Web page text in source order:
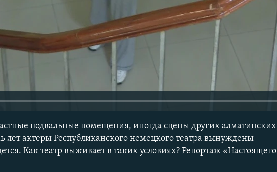
подвальные помещения, иногда сцены других алматинских
лет актеры Республиканского немецкого театра вынуждены
Как театр выживает в таких условиях? Репортаж «Настоящего